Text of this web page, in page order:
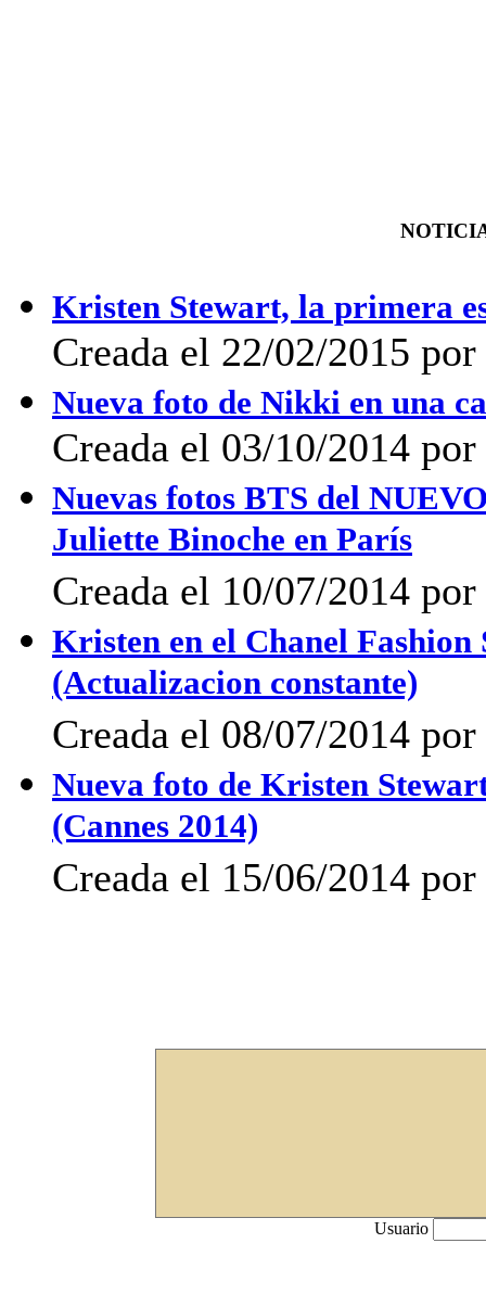
Kristen Stewart, la primera
Creada el 22/02/2015
Nueva foto de Nikki en una
Creada el 03/10/2014
Nuevas fotos BTS del
Juliette Binoche en París
Creada el 10/07/2014
Kristen en el Chanel Fashion
(Actualizacion constante)
Creada el 08/07/2014
Nueva foto de Kristen
(Cannes 2014)
Creada el 15/06/2014
Usuario